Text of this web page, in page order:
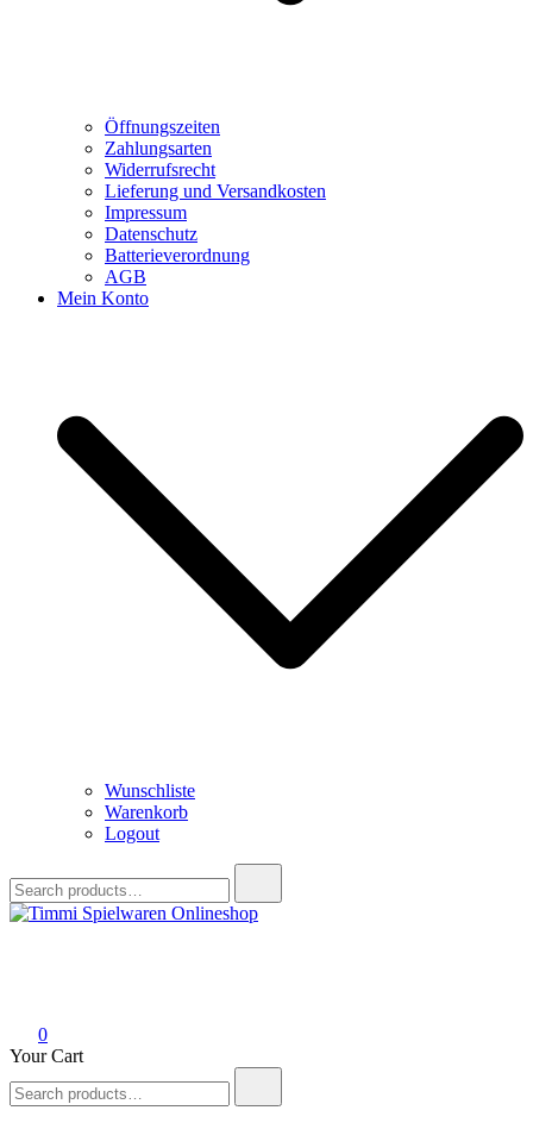
Öffnungszeiten
Zahlungsarten
Widerrufsrecht
Lieferung und Versandkosten
Impressum
Datenschutz
Batterieverordnung
AGB
Mein Konto
Wunschliste
Warenkorb
Logout
for:
0
Your Cart
for: